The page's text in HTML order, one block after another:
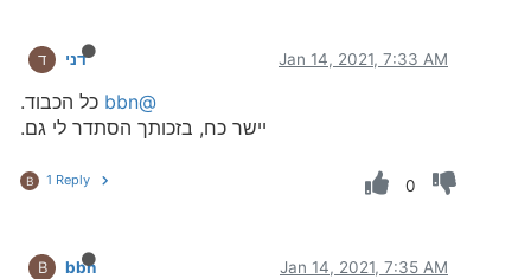
ד דני Jan 14, 2021, 7:33 AM
@bbn
כל הכבוד.
יישר כח, בזכותך הסתדר לי גם.
B 1 Reply 0
B bbn Jan 14, 2021, 7:35 AM